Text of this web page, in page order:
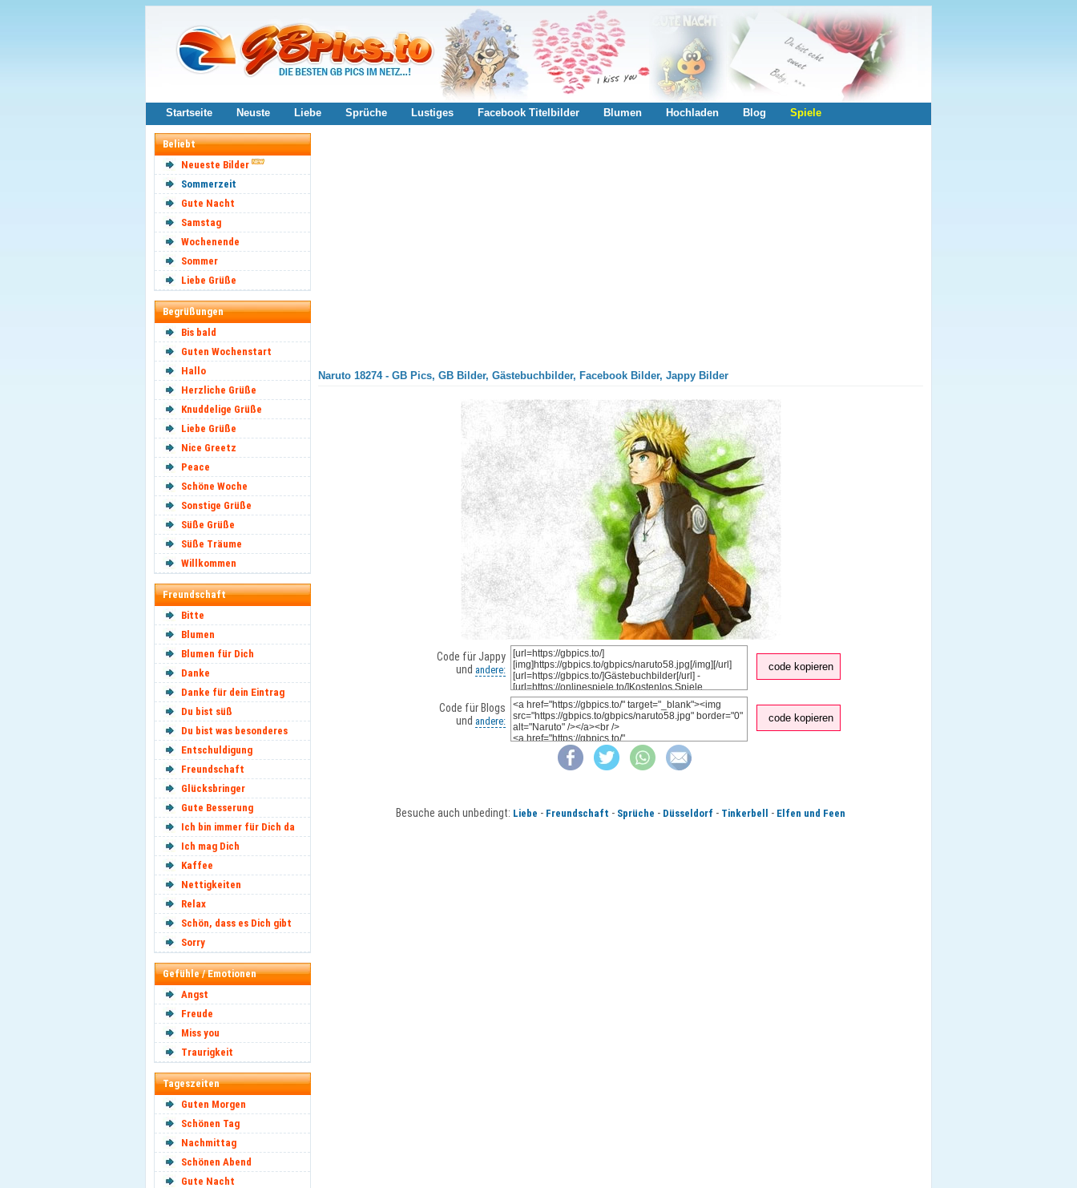
Startseite Neuste Liebe Sprüche Lustiges Facebook Titelbilder Blumen Hochladen Blog Spiele
Beliebt
Neueste Bilder
Sommerzeit
Gute Nacht
Samstag
Wochenende
Sommer
Liebe Grüße
Begrüßungen
Bis bald
Guten Wochenstart
Hallo
Herzliche Grüße
Knuddelige Grüße
Liebe Grüße
Nice Greetz
Peace
Schöne Woche
Sonstige Grüße
Süße Grüße
Süße Träume
Willkommen
Freundschaft
Bitte
Blumen
Blumen für Dich
Danke
Danke für dein Eintrag
Du bist süß
Du bist was besonderes
Entschuldigung
Freundschaft
Glücksbringer
Gute Besserung
Ich bin immer für Dich da
Ich mag Dich
Kaffee
Nettigkeiten
Relax
Schön, dass es Dich gibt
Sorry
Gefühle / Emotionen
Angst
Freude
Miss you
Traurigkeit
Tageszeiten
Guten Morgen
Schönen Tag
Nachmittag
Schönen Abend
Gute Nacht
Naruto 18274 - GB Pics, GB Bilder, Gästebuchbilder, Facebook Bilder, Jappy Bilder
Code für Jappy
und andere: code kopieren
Code für Blogs
und andere: code kopieren
Besuche auch unbedingt: Liebe - Freundschaft - Sprüche - Düsseldorf - Tinkerbell - Elfen und Feen